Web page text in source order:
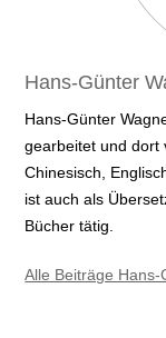
Hans-Günter
Hans-Günter
gearbeitet und dort
Chinesisch,
ist auch als
Bücher tätig.
Alle Beiträge Hans-